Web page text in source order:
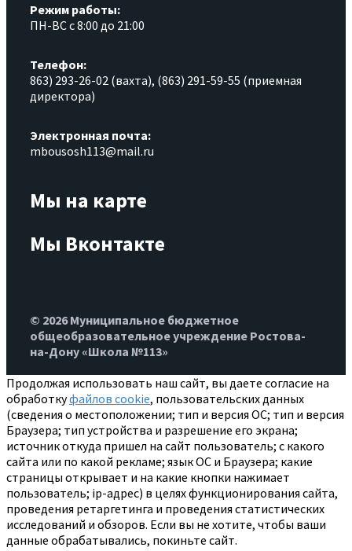
Режим работы:
ПН-ВС с 8:00 до 21:00
Телефон:
863) 293-26-02 (вахта), (863) 291-59-55 (приемная
директора)
Электронная почта:
mbousosh113@mail.ru
Мы на карте
Мы Вконтакте
© 2026 Муниципальное бюджетное
общеобразовательное учреждение Ростова-
на-Дону «Школа №113»
Продолжая использовать наш сайт, вы даете согласие на
обработкуфайлов cookie, пользовательских данных
(сведения о местоположении; тип и версия ОС; тип и версия
Браузера; тип устройства и разрешение его экрана;
источник откуда пришел на сайт пользователь; с какого
сайта или по какой рекламе; язык ОС и Браузера; какие
страницы открывает и на какие кнопки нажимает
пользователь; ip-адрес) в целях функционирования сайта,
проведения ретаргетинга и проведения статистических
исследований и обзоров. Если вы не хотите, чтобы ваши
данные обрабатывались, покиньте сайт.